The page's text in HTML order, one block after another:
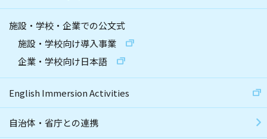
施設・学校・企業での公文式
施設・学校向け導入事業
企業・学校向け日本語
English Immersion Activities
自治体・省庁との連携